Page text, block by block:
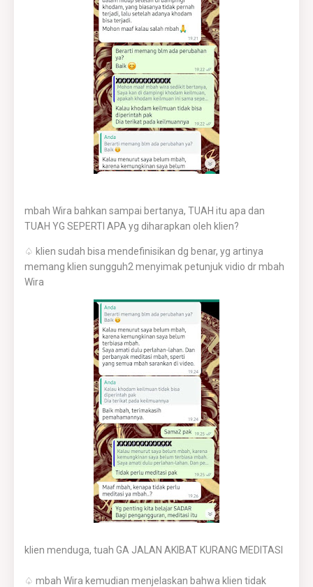
mbah Wira bahkan sampai bertanya, TUAH itu apa dan
TUAH YG SEPERTI APA yg diharapkan oleh klien?
♤ klien sudah bisa mendefinisikan dg benar, yg artinya
memang klien sungguh2 menyimak petunjuk vidio dr mbah
Wira
klien menduga, tuah GA JALAN AKIBAT KURANG MEDITASI
♤ mbah Wira kemudian menjelaskan bahwa klien tidak